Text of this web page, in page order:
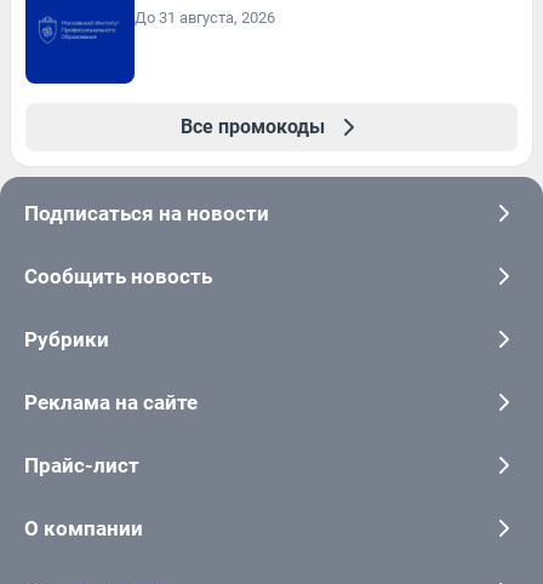
До 31 августа, 2026
Все промокоды
Подписаться на новости
Сообщить новость
Рубрики
Реклама на сайте
Прайс-лист
О компании